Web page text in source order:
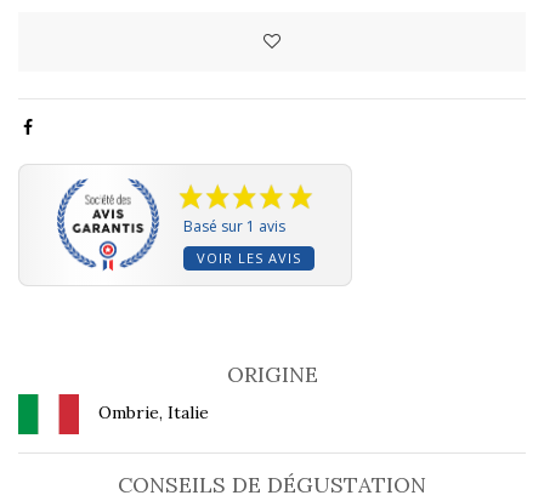
Basé sur 1 avis
VOIR LES AVIS
ORIGINE
Ombrie, Italie
CONSEILS DE DÉGUSTATION